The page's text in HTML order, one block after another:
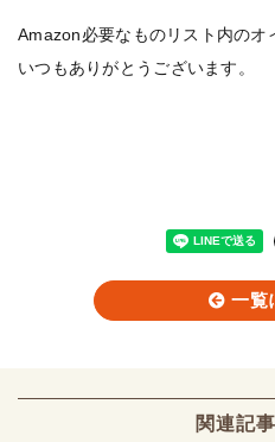
Amazon必要なものリスト内のオ
いつもありがとうございます。
一覧
関連記